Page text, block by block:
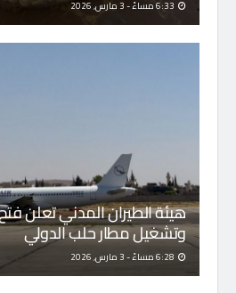
هيئة الطيران المدني تعلن
وتشغيل مطار حلب الدولي